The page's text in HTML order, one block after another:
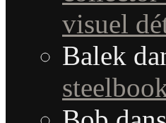
visuel
Balek